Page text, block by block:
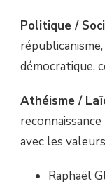
Politique /
démocratique,
Athéisme /
avec les
Raphaël